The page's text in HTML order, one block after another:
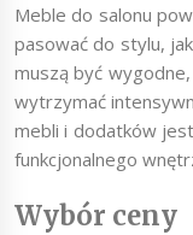
Meble do salonu
pasować do stylu,
muszą być
wytrzymać
mebli i dodatków
funkcjonalnego
Wybór ceny